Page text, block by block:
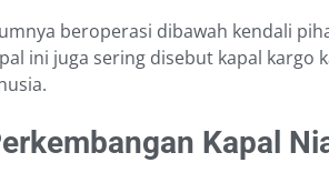
beroperasi dibawah kendali
ini juga sering disebut kapal kargo
Kapal